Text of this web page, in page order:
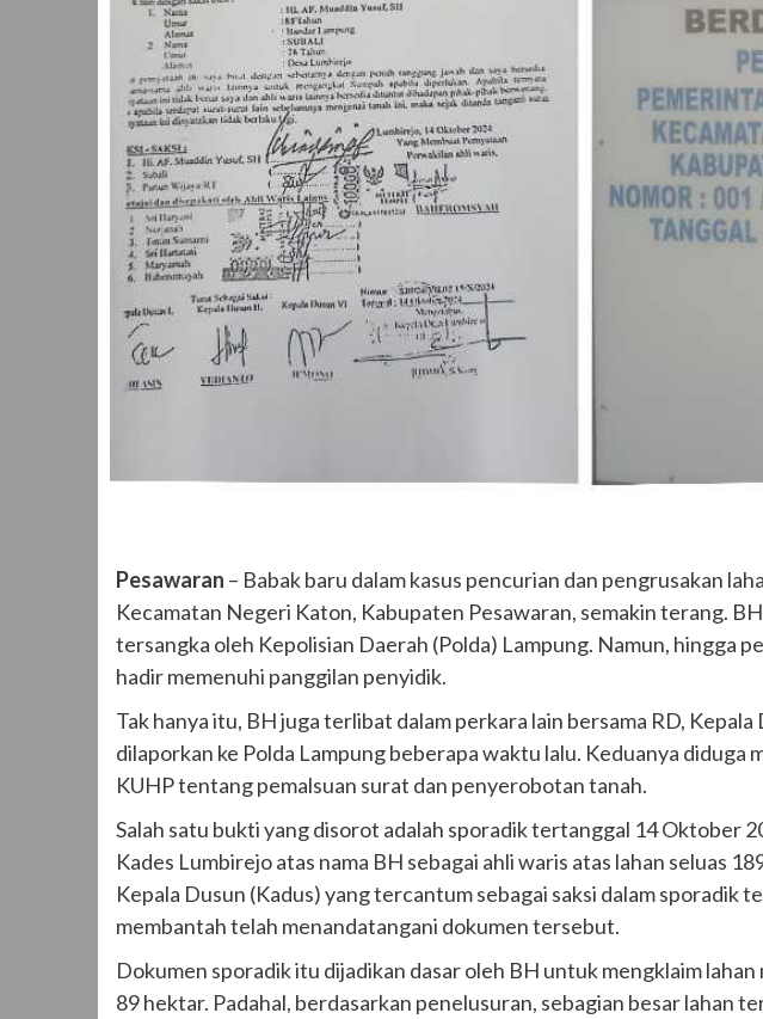
Pesawaran – Babak baru dalam kasus pencurian dan pengrusakan
Kecamatan Negeri Katon, Kabupaten Pesawaran, semakin terang.
tersangka oleh Kepolisian Daerah (Polda) Lampung. Namun, hingga
hadir memenuhi panggilan penyidik.
Tak hanya itu, BH juga terlibat dalam perkara lain bersama RD,
dilaporkan ke Polda Lampung beberapa waktu lalu. Keduanya diduga
KUHP tentang pemalsuan surat dan penyerobotan tanah.
Salah satu bukti yang disorot adalah sporadik tertanggal 14 Oktober
Kades Lumbirejo atas nama BH sebagai ahli waris atas lahan seluas
Kepala Dusun (Kadus) yang tercantum sebagai saksi dalam sporadik
membantah telah menandatangani dokumen tersebut.
Dokumen sporadik itu dijadikan dasar oleh BH untuk mengklaim
89 hektar. Padahal, berdasarkan penelusuran, sebagian besar lahan